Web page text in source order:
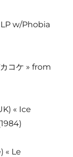
w/Phobia
コケ » from
« Ice
« Le